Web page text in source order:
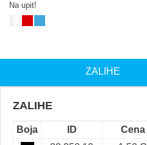
Na upit!
ZALIHE
ZALIHE
Boja ID Cena